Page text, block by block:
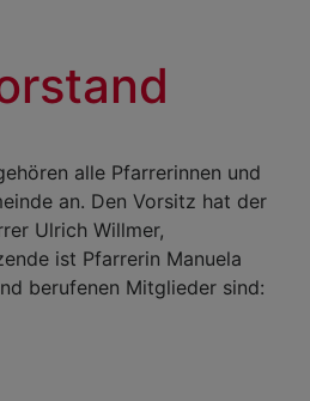
alle Pfarrerinnen und
an. Den Vorsitz hat der
Ulrich Willmer,
ist Pfarrerin Manuela
berufenen Mitglieder sind: